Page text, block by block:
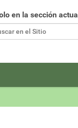
en la sección actual